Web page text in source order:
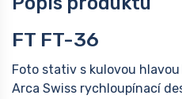
FT FT-36
Foto stativ s kulovou
Arca Swiss rychloupínací